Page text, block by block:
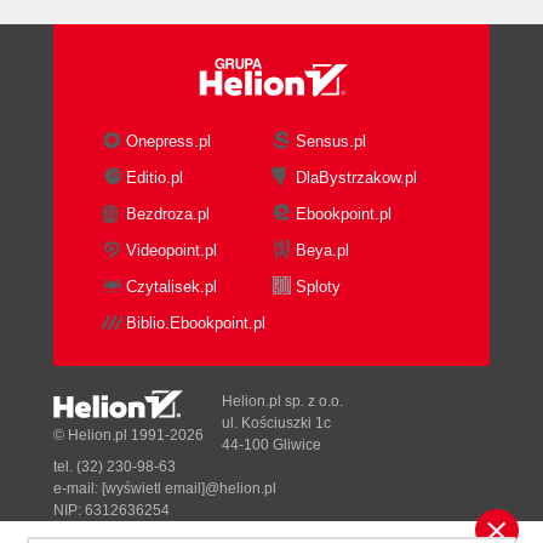
Runtime Memory Layout
The text segment
Data and BSS segments
Processor Registers and Memory
Writing to Memory
Overwriting memory structures for
Reading from Memory
OpenSSL TLS heartbeat extension
information leak
Reading memory structures for gain
Compiler and OS Security Features
Circumventing Common Safety Features
Onepress.pl
Sensus.pl
Editio.pl
DlaBystrzakow.pl
Bezdroza.pl
Ebookpoint.pl
Videopoint.pl
Beya.pl
Czytalisek.pl
Sploty
Biblio.Ebookpoint.pl
© Helion.pl 1991-2026
Helion.pl sp. z o.o.
ul. Kościuszki 1c
44-100 Gliwice
tel. (32) 230-98-63
e-mail: [wyświetl email]@helion.pl
NIP: 6312636254